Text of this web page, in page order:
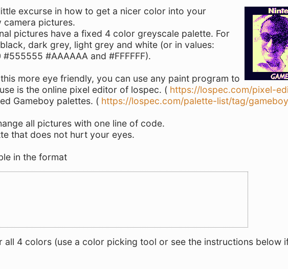
excurse in how to get a nicer color into your
camera pictures.
pictures have a fixed 4 color greyscale palette. For
dark grey, light grey and white (or in values:
#AAAAAA and #FFFFFF).
more eye friendly, you can use any paint program to
is the online pixel editor of lospec. ( https://lospec.com/pixel-
Gameboy palettes. ( https://lospec.com/palette-list/tag/gameboy
all pictures with one line of code.
that does not hurt your eyes.
in the format
4 colors (use a color picking tool or see the instructions below